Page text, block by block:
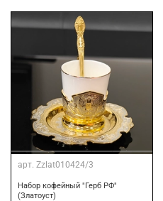
арт. Zzlat010424/3
Набор кофейный "Герб РФ"
(Златоуст)